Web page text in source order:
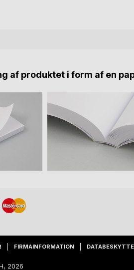
af produktet i form af en
FIRMAINFORMATION
2026